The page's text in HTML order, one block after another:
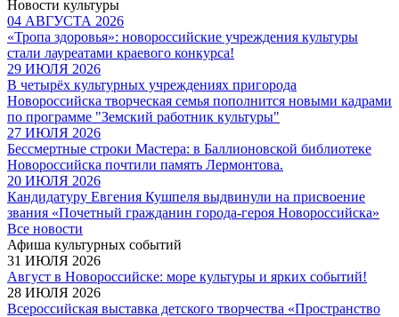
Новости культуры
04 АВГУСТА 2026
«Тропа здоровья»: новороссийские учреждения культуры
стали лауреатами краевого конкурса!
29 ИЮЛЯ 2026
В четырёх культурных учреждениях пригорода
Новороссийска творческая семья пополнится новыми кадрами
по программе "Земский работник культуры"
27 ИЮЛЯ 2026
Бессмертные строки Мастера: в Баллионовской библиотеке
Новороссийска почтили память Лермонтова.
20 ИЮЛЯ 2026
Кандидатуру Евгения Кушпеля выдвинули на присвоение
звания «Почетный гражданин города-героя Новороссийска»
Все новости
Афиша культурных событий
31 ИЮЛЯ 2026
Август в Новороссийске: море культуры и ярких событий!
28 ИЮЛЯ 2026
Всероссийская выставка детского творчества «Пространство